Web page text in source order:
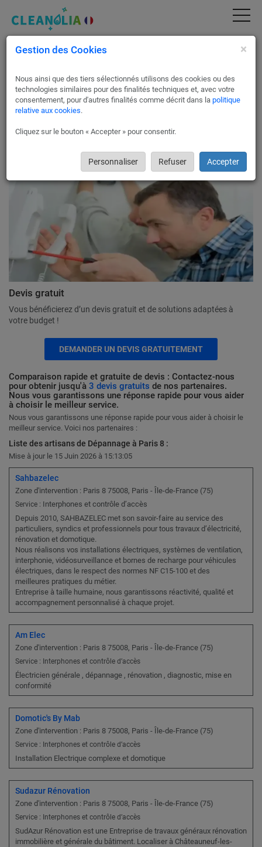
Interphones et contrôle d’accès à Paris 8
Sécurisez votre maison, copropriété ou entreprise avec
Cleanolia France.
Nos techniciens partenaires sont prêts à intervenir pour
dépanner ou installer un interphone ou un système de contrôle
en place de systèmes d’alarmes.
Devis gratuit
Vous bénéficierez d’un devis gratuit et de solutions adaptées à
votre budget !
DEMANDER UN DEVIS GRATUITEMENT
Comparaison rapide et gratuite de devis : Contactez-nous
pour obtenir jusqu'à 3 devis gratuits de nos partenaires.
Nous vous garantissons une réponse rapide pour vous aider
à choisir le meilleur service.
Nous vous garantissons une réponse rapide pour vous aider à choisir le
meilleur service. Voici nos partenaires :
Liste des artisans de Dépannage à Paris 8 :
Mise à jour le 15 Juin 2026 à 15:13:05
Sahbazelec
Zone d'intervention : Paris 8 75008, Paris - Île-de-France (75)
Service : Interphones et contrôle d’accès
Depuis 2010, SAHBAZELEC met son savoir-faire au service des
particuliers, syndics et professionnels pour tous travaux d’électricité,
rénovation et domotique.
Nous réalisons vos installations électriques, systèmes de ventilation,
interphonie, vidéosurveillance et bornes de recharge pour véhicules
électriques, dans le respect des normes NF C15-100 et des
meilleures pratiques du métier.
Entreprise à taille humaine, nous garantissons réactivité, qualité et
accompagnement personnalisé à chaque projet.
Am Elec
Zone d'intervention : Paris 8 75008, Paris - Île-de-France (75)
Service : Interphones et contrôle d’accès
Électricien générale , dépannage , rénovation , diagnostic, mise en
conformité
Domotic's By Mab
Zone d'intervention : Paris 8 75008, Paris - Île-de-France (75)
Service : Interphones et contrôle d’accès
Installation Electrique complexe et domotique
Sudazur Rénovation
Zone d'intervention : Paris 8 75008, Paris - Île-de-France (75)
Service : Interphones et contrôle d’accès
SudAzur Rénovation est une Entreprise de travaux généraux rénovation
immobilière et générale du bâtiment. Localiser à Châteauneuf-les-
Gestion des Cookies ×
Nous ainsi que des tiers sélectionnés utilisons des cookies ou des
technologies similaires pour des finalités techniques et, avec votre
consentement, pour d'autres finalités comme décrit dans la politique
relative aux cookies.
Cliquez sur le bouton « Accepter » pour consentir.
Personnaliser Refuser Accepter